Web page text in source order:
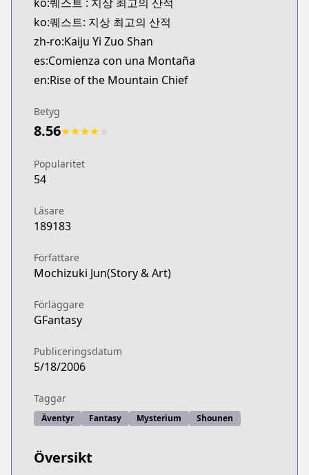
ko:퀘스트: 지상 최고의 산적
zh-ro:Kaiju Yi Zuo Shan
es:Comienza con una Montaña
en:Rise of the Mountain Chief
Betyg
8.56★★★★
Popularitet
54
Läsare
189183
Författare
Mochizuki Jun(Story & Art)
Förläggare
GFantasy
Publiceringsdatum
5/18/2006
Taggar
Äventyr Fantasy Mysterium Shounen
Översikt